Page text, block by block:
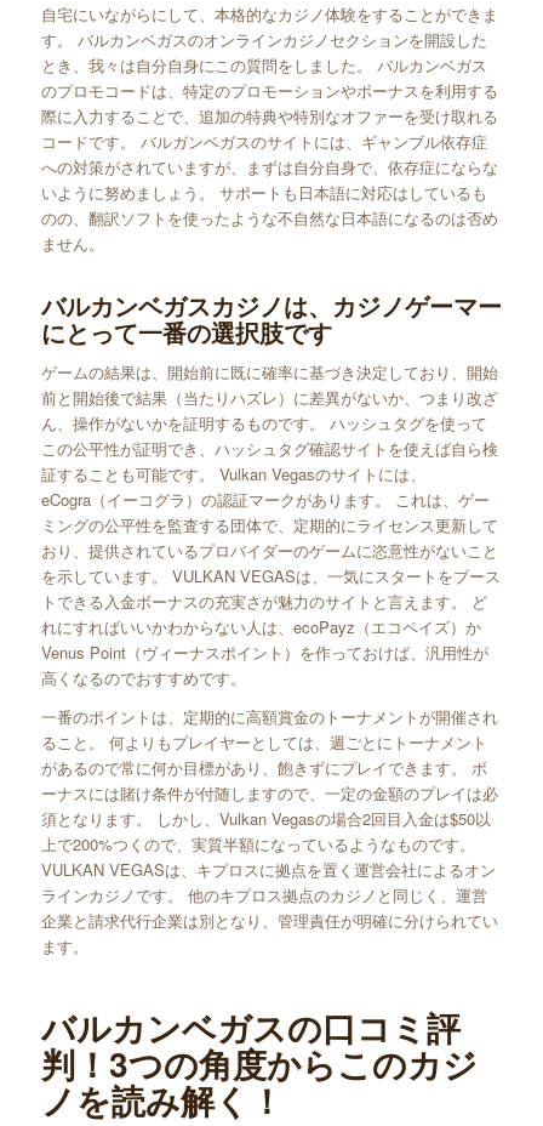
自宅にいながらにして、本格的なカジノ体験をすることができま
す。 バルカンベガスのオンラインカジノセクションを開設した
とき、我々は自分自身にこの質問をしました。 バルカンベガス
のプロモコードは、特定のプロモーションやボーナスを利用する
際に入力することで、追加の特典や特別なオファーを受け取れる
コードです。 バルガンベガスのサイトには、ギャンブル依存症
への対策がされていますが、まずは自分自身で、依存症にならな
いように努めましょう。 サポートも日本語に対応はしているも
のの、翻訳ソフトを使ったような不自然な日本語になるのは否め
ません。
バルカンベガスカジノは、カジノゲーマー
にとって一番の選択肢です
ゲームの結果は、開始前に既に確率に基づき決定しており、開始
前と開始後で結果（当たりハズレ）に差異がないか、つまり改ざ
ん、操作がないかを証明するものです。 ハッシュタグを使って
この公平性が証明でき、ハッシュタグ確認サイトを使えば自ら検
証することも可能です。 Vulkan Vegasのサイトには、
eCogra（イーコグラ）の認証マークがあります。 これは、ゲー
ミングの公平性を監査する団体で、定期的にライセンス更新して
おり、提供されているプロバイダーのゲームに恣意性がないこと
を示しています。 VULKAN VEGASは、一気にスタートをブース
トできる入金ボーナスの充実さが魅力のサイトと言えます。 ど
れにすればいいかわからない人は、ecoPayz（エコペイズ）か
Venus Point（ヴィーナスポイント）を作っておけば、汎用性が
高くなるのでおすすめです。
一番のポイントは、定期的に高額賞金のトーナメントが開催され
ること。 何よりもプレイヤーとしては、週ごとにトーナメント
があるので常に何か目標があり、飽きずにプレイできます。 ボ
ーナスには賭け条件が付随しますので、一定の金額のプレイは必
須となります。 しかし、Vulkan Vegasの場合2回目入金は$50以
上で200%つくので、実質半額になっているようなものです。
VULKAN VEGASは、キプロスに拠点を置く運営会社によるオン
ラインカジノです。 他のキプロス拠点のカジノと同じく、運営
企業と請求代行企業は別となり、管理責任が明確に分けられてい
ます。
バルカンベガスの口コミ評
判！3つの角度からこのカジ
ノを読み解く！